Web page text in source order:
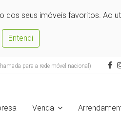
dos seus imóveis favoritos. Ao
Entendi
para a rede móvel nacional)
Venda